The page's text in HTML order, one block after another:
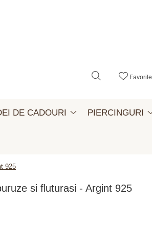
Favorite
DE CADOURI PIERCINGURI
925
si fluturasi - Argint 925